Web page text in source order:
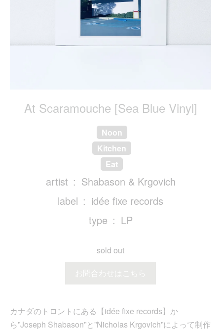
At Scaramouche [Sea Blue Vinyl]
Noon
Kitchen
Eat
artist
Shabason & Krgovich
label
idée fixe records
type
LP
sold out
お問合わせはこちら
カナダのトロントにある【idée fixe records】か
ら”Joseph Shabason”と”Nicholas Krgovich”によって制作